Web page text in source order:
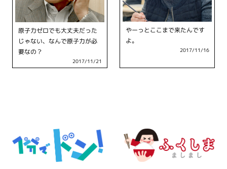
原子力ゼロでも大丈夫だった
じゃない、なんで原子力が必
要なの？
2017/11/21
やーっとここまで来たんです
よ。
2017/11/16